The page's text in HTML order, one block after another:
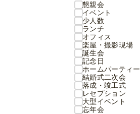
懇親会
イベント
少人数
ランチ
オフィス
楽屋・撮影現場
誕生会
記念日
ホームパーティー
結婚式二次会
落成・竣工式
レセプション
大型イベント
忘年会